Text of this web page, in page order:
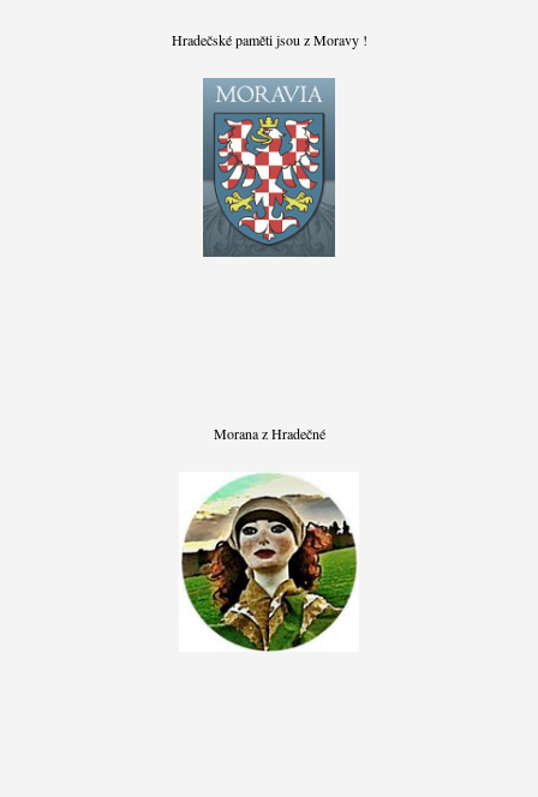
Hradečské paměti jsou z Moravy !
Morana z Hradečné